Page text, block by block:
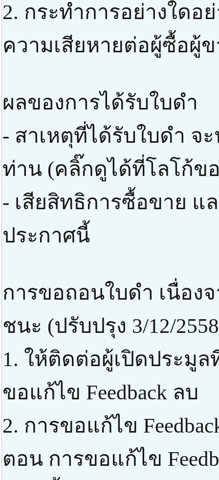
2. กระทำการอย่างใดอ
ความเสียหายต่อผู้ซื้อผู้
ผลของการได้รับใบดำ
- สาเหตุที่ได้รับใบดำ จ
ท่าน (คลิ๊กดูได้ที่โลโก้ข
- เสียสิทธิการซื้อขาย แ
ประกาศนี้
การขอถอนใบดำ เนื่อง
ชนะ (ปรับปรุง 3/12/
1. ให้ติดต่อผู้เปิดประมูล
ขอแก้ไข Feedback ลบ
2. การขอแก้ไข
ตอน การขอแก้ไข